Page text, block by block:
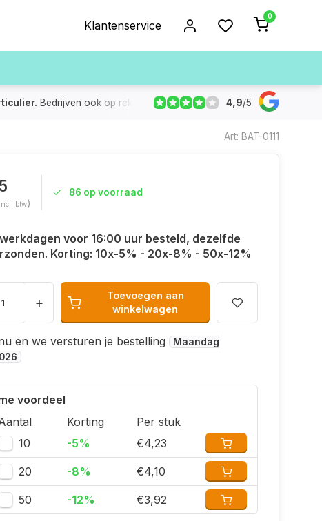
Klantenservice
0
Bedrijven ook op rekening De voorraad die
4,9/5
Art: BAT-0111
Incl. btw)
86 op voorraad
voor 16:00 uur besteld, dezelfde
Korting: 10x-5% - 20x-8% - 50x-12%
+
Toevoegen aan
winkelwagen
en we versturen je bestelling
Maandag
voordeel
Korting
Per stuk
10
-5% €4,23
20 -8% €4,10
50 -12% €3,92